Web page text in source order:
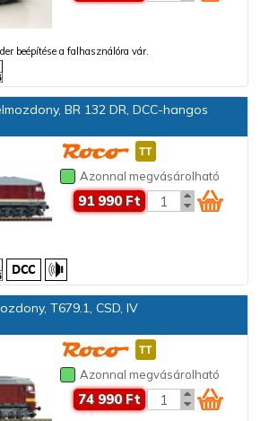
beépítése a falhasználóra vár.
BR 132 DR, DCC-hangos
Azonnal megvásárolható
91 990 Ft
T679.1, CSD, IV
Azonnal megvásárolható
74 990 Ft